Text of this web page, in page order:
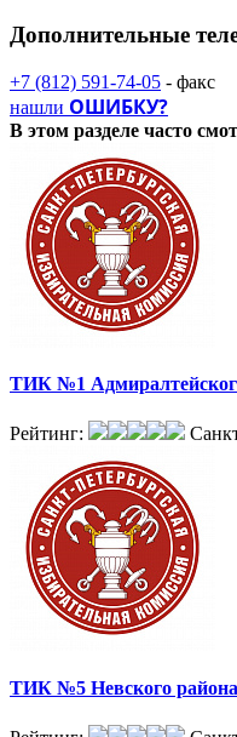
Дополнительные
+7 (812) 591-74-05 - факс
нашли ОШИБКУ?
В этом разделе часто
ТИК №1
Рейтинг:
ТИК №5 Невского района